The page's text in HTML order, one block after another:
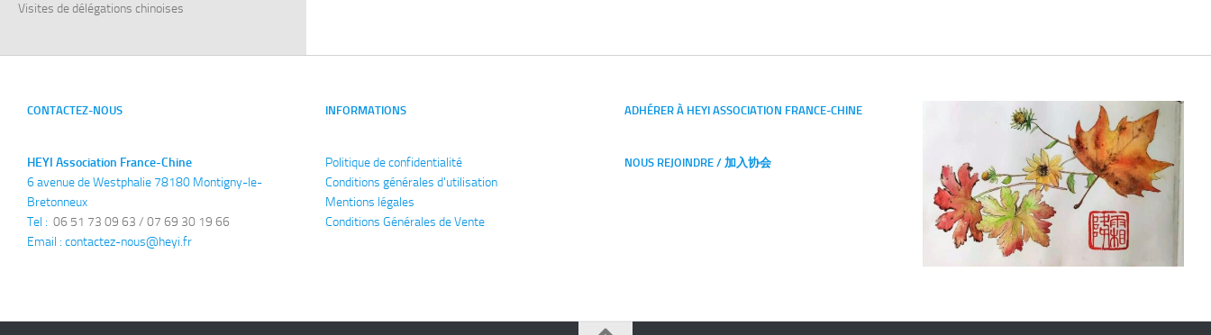
Visites de délégations chinoises
CONTACTEZ-NOUS
HEYI Association France-Chine
6 avenue de Westphalie 78180 Montigny-le-
Bretonneux
Tel : 06 51 73 09 63 / 07 69 30 19 66
Email : contactez-nous@heyi.fr
INFORMATIONS
Politique de confidentialité
Conditions générales d'utilisation
Mentions légales
Conditions Générales de Vente
ADHÉRER À HEYI ASSOCIATION FRANCE-CHINE
NOUS REJOINDRE / 加入协会